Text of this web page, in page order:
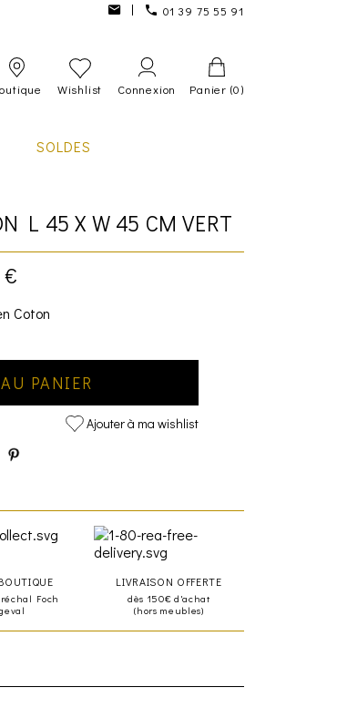
01 39 75 55 91
Wishlist Connexion Panier (0)
SOLDES
L 45 X W 45 CM VERT
€
Coton
PANIER
Ajouter à ma wishlist
Foch
LIVRAISON OFFERTE
dès 150€ d'achat
(hors meubles)